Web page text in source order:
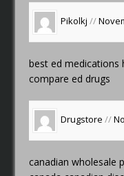
Pikolkj //
best ed medications
compare ed drugs
Drugstore //
canadian wholesale